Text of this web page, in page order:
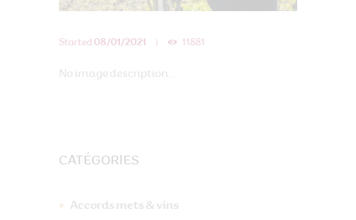
Started 08/01/2021 11881
No image description ...
CATÉGORIES
Accords mets & vins